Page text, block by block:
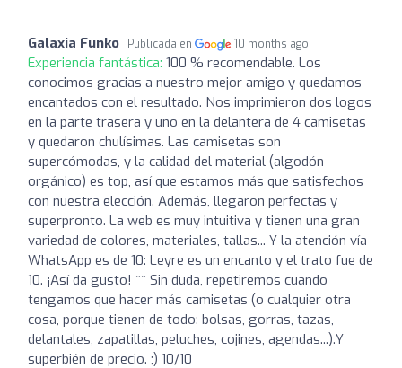
Galaxia Funko Publicada en 10 months ago
Experiencia fantástica: 100 % recomendable. Los
conocimos gracias a nuestro mejor amigo y quedamos
encantados con el resultado. Nos imprimieron dos logos
en la parte trasera y uno en la delantera de 4 camisetas
y quedaron chulísimas. Las camisetas son
supercómodas, y la calidad del material (algodón
orgánico) es top, así que estamos más que satisfechos
con nuestra elección. Además, llegaron perfectas y
superpronto. La web es muy intuitiva y tienen una gran
variedad de colores, materiales, tallas... Y la atención vía
WhatsApp es de 10: Leyre es un encanto y el trato fue de
10. ¡Así da gusto! ^^ Sin duda, repetiremos cuando
tengamos que hacer más camisetas (o cualquier otra
cosa, porque tienen de todo: bolsas, gorras, tazas,
delantales, zapatillas, peluches, cojines, agendas...).Y
superbién de precio. ;) 10/10